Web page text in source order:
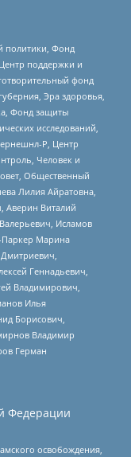
политики, Фонд
поддержки и
фонд
Эра здоровья,
Фонд защиты
исследований,
Р, Центр
Человек и
Общественный
Лилия Айратовна,
Аверин Виталий
Исламов
Паркер Марина
Дмитриевич,
Геннадьевич,
Владимирович,
Илья
Борисович,
Владимир
Герман
Федерации
освобождения,